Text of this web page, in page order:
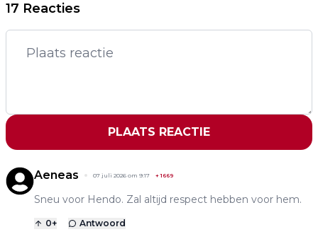
17 Reacties
PLAATS REACTIE
Aeneas 07 juli 2026 om 9:17 +1669
Sneu voor Hendo. Zal altijd respect hebben voor hem.
0+ Antwoord